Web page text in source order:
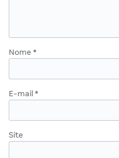
Nome *
E-mail *
Site